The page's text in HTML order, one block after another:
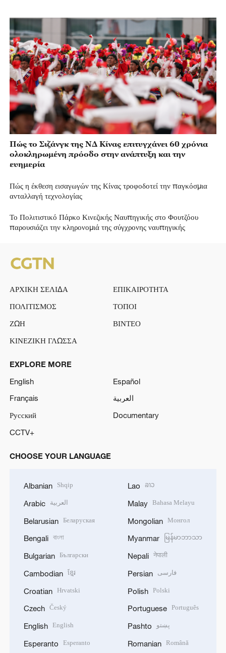
Πώς το Σιζάνγκ της ΝΔ Κίνας επιτυγχάνει 60 χρόνια
ολοκληρωμένη πρόοδο στην ανάπτυξη και την
ευημερία
Πώς η έκθεση εισαγωγών της Κίνας τροφοδοτεί την παγκόσμια
ανταλλαγή τεχνολογίας
Το Πολιτιστικό Πάρκο Κινεζικής Ναυπηγικής στο Φουτζόου
παρουσιάζει την κληρονομιά της σύγχρονης ναυπηγικής
ΑΡΧΙΚΗ ΣΕΛΙΔΑ
ΕΠΙΚΑΙΡΟΤΗΤΑ
ΠΟΛΙΤΙΣΜΟΣ
ΤΟΠΟΙ
ΖΩΗ
ΒΙΝΤΕΟ
ΚΙΝΕΖΙΚΗ ΓΛΩΣΣΑ
EXPLORE MORE
English
Español
Français
العربية
Русский
Documentary
CCTV+
CHOOSE YOUR LANGUAGE
Albanian Shqip
Arabic العربية
Belarusian Беларуская
Bengali বাংলা
Bulgarian Български
Cambodian ខ្មែរ
Croatian Hrvatski
Czech Český
English English
Esperanto Esperanto
Lao ລາວ
Malay Bahasa Melayu
Mongolian Монгол
Myanmar မြန်မာဘာသာ
Nepali नेपाली
Persian فارسی
Polish Polski
Portuguese Português
Pashto پښتو
Romanian Română